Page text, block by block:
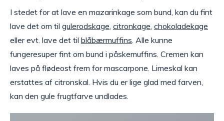
I stedet for at lave en mazarinkage som bund, kan du fint
lave det om til gulerodskage, citronkage, chokoladekage
eller evt. lave det til blåbærmuffins. Alle kunne
fungeresuper fint om bund i påskemuffins. Cremen kan
laves på flødeost frem for mascarpone. Limeskal kan
erstattes af citronskal. Hvis du er lige glad med farven,
kan den gule frugtfarve undlades.